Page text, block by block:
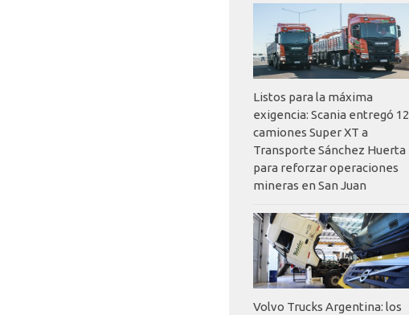
Listos para la máxima
exigencia: Scania entregó 12
camiones Super XT a
Transporte Sánchez Huerta
para reforzar operaciones
mineras en San Juan
Volvo Trucks Argentina: los